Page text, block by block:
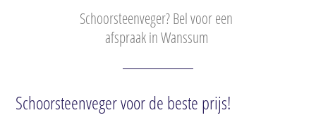
Schoorsteenveger? Bel voor een
afspraak in Wanssum
Schoorsteenveger voor de beste prijs!